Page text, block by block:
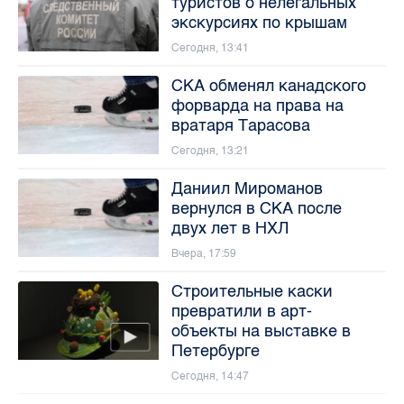
экскурсиях по крышам
Сегодня, 13:41
СКА обменял канадского
форварда на права на
вратаря Тарасова
Сегодня, 13:21
Даниил Мироманов
вернулся в СКА после
двух лет в НХЛ
Вчера, 17:59
Строительные каски
превратили в арт-
объекты на выставке в
Петербурге
Сегодня, 14:47